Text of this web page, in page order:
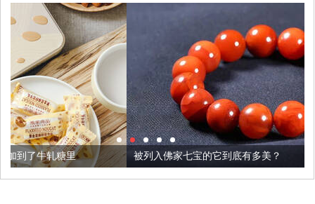
被列入佛家七宝的它到底有多美？